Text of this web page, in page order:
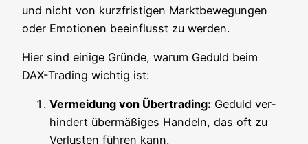
und nicht von kurz­fris­ti­gen Markt­be­we­gun­gen
oder Emo­tio­nen beein­flusst zu werden.
Hier sind eini­ge Grün­de, war­um Geduld beim
DAX-Tra­ding wich­tig ist:
Ver­mei­dung von Über­tra­ding: Geduld ver­
hin­dert über­mä­ßi­ges Han­deln, das oft zu
Ver­lus­ten füh­ren kann.